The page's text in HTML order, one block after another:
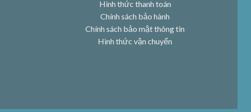
Hình thức thanh toán
Chính sách bảo hành
Chính sách bảo mật thông tin
Hình thức vận chuyển